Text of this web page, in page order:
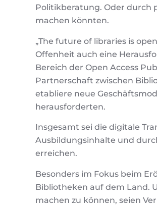
Politikberatung. Oder durch
machen könnten.
„The future of libraries is
Offenheit auch eine
Bereich der Open Access
Partnerschaft zwischen
etabliere neue
herausforderten.
Insgesamt sei die digitale
Ausbildungsinhalte und
erreichen.
Besonders im Fokus beim
Bibliotheken auf dem Land.
machen zu können, seien